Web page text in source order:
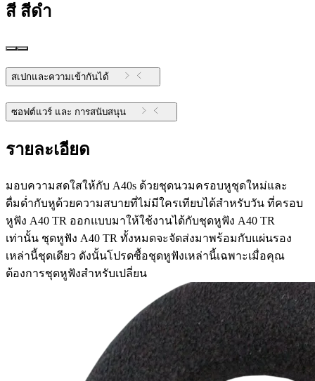
สี สีดำ
สเปกและความเข้ากันได้
ซอฟต์แวร์ และ การสนับสนุน
รายละเอียด
มอบความสดใสให้กับ A40s ด้วยชุดนวมครอบหูชุดใหม่และ
ดื่มด่ำกับหูด้วยความสบายที่ไม่มีใครเทียบได้สำหรับวัน ที่ครอบ
หูฟัง A40 TR ออกแบบมาให้ใช้งานได้กับชุดหูฟัง A40 TR
เท่านั้น ชุดหูฟัง A40 TR ทั้งหมดจะจัดส่งมาพร้อมกับแผ่นรอง
เหล่านี้ชุดเดียว ดังนั้นโปรดซื้อชุดหูฟังเหล่านี้เฉพาะเมื่อคุณ
ต้องการชุดหูฟังสำหรับเปลี่ยน